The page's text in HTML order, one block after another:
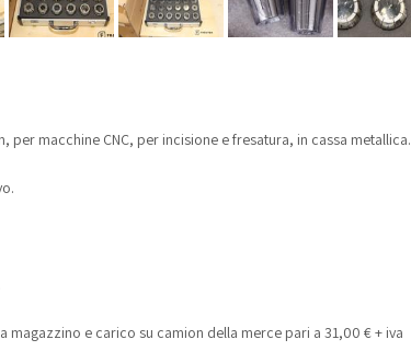
per macchine CNC, per incisione e fresatura, in cassa metallica.
e carico su camion della merce pari a 31,00 € + iva